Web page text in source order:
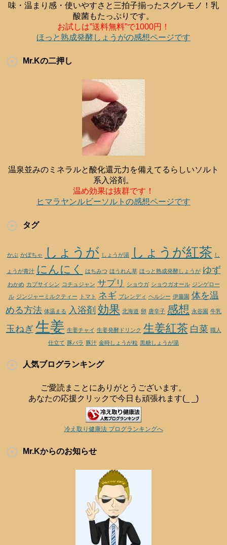
味・温まり感・使いやすさと三拍子揃ったスグレモノ！乳
酸菌もたっぷりです。
お試しは”送料無料”で1000円！
ほっと熟成発酵しょうがの感想ページです
Mr.Kの二押し
温泉並みのミネラルと酸化還元力を備えてるらしいソルト
系入浴剤。
温め効果は抜群です！
ヒマラヤンルビーソルトの感想ページです
タグ
かぶ かぼちゃ しょうが しょうが湯 しょうが紅茶 し
ょうが青汁 にんにく はちみつ ほうれん草 ほっと熟成発酵しょうが ゆず
わかめ カプサイシン コチュジャン サプリ ショウガ ショウガオール ジンゲロー
ル ジンジャーミルクティー トマト ネギ ブレンディ ヘルシー 伊藤園 体を温
める方法 体温まる 入浴剤 効果 北海道 卵 唐辛子 感想 永谷園 牛乳
玉ねぎ 生姜 生姜チャイ 生姜発酵ドリンク 生姜紅茶 白菜 職人
仕立て 豚バラ 豚汁 金時しょうが粒 黒糖しょうが湯
人気ブログランキング
ご愛読まことにありがとうございます。
あなたの応援クリックで今日も頑張れます(_ _)
冷え取り健康法 ブログランキングへ
Mr.Kからのお知らせ